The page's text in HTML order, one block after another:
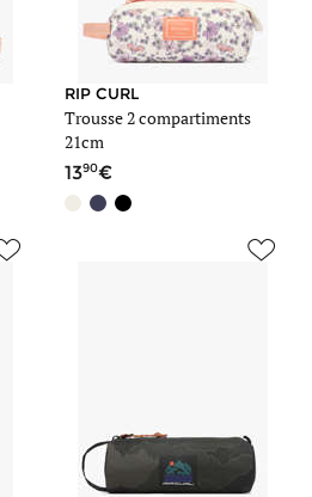
RIP CURL
Trousse 2 compartiments
21cm
1390